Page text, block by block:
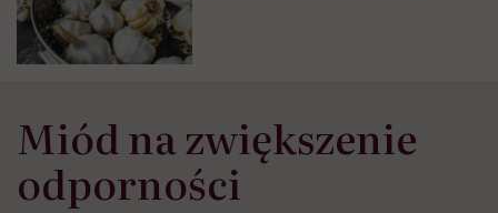
Miód na zwiększenie
odporności